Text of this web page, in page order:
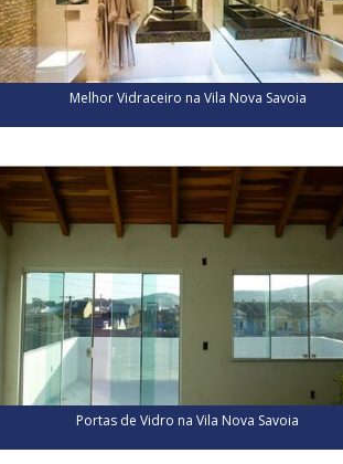
Melhor Vidraceiro na Vila Nova Savoia
Portas de Vidro na Vila Nova Savoia